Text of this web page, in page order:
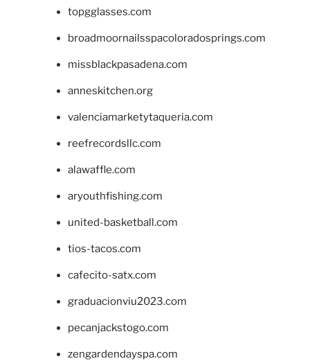
topgglasses.com
broadmoornailsspacoloradosprings.com
missblackpasadena.com
anneskitchen.org
valenciamarketytaqueria.com
reefrecordsllc.com
alawaffle.com
aryouthfishing.com
united-basketball.com
tios-tacos.com
cafecito-satx.com
graduacionviu2023.com
pecanjackstogo.com
zengardendayspa.com